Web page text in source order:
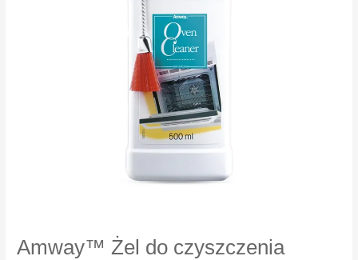
Amway™ Żel do czyszczenia